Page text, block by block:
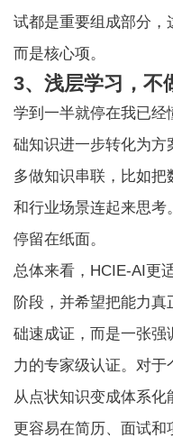
试都是重要组成部分，
而是核心项。
3、浅层学习，不
学到一半就停在我已经
础知识进一步转化为
多做知识串联，比如
和行业场景连起来思考
停留在纸面。
总体来看，HCIE-AI更
阶段，并希望把能力
础速成证，而是一张
力的专家级认证。对于
从点状知识变成体系
更容易在简历、面试和